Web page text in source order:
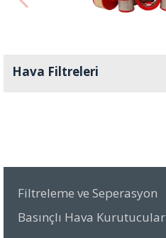
Hava Filtreleri
Filtreleme ve Seperasyon
Basınçlı Hava Kurutucular